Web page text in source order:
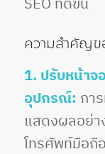
ความสำคัญ
1. ปรับหน้าจ
อุปกรณ์: กา
แสดงผลอย่า
โทรศัพท์มือถื